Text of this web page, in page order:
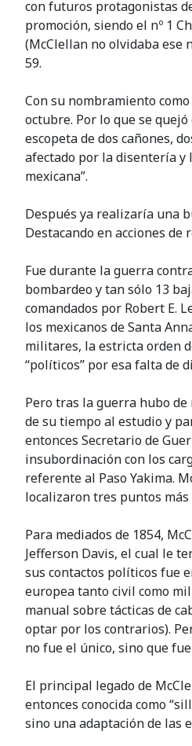
con futuros protagonistas
promoción, siendo el nº 1
(McClellan no olvidaba ese
59.
Con su nombramiento
octubre. Por lo que se
escopeta de dos cañones,
afectado por la disentería y
mexicana”.
Después ya realizaría una
Destacando en acciones
Fue durante la guerra
bombardeo y tan sólo 13
comandados por Robert E.
los mexicanos de Santa
militares, la estricta orden
“políticos” por esa falta de
Pero tras la guerra hubo
de su tiempo al estudio y
entonces Secretario de
insubordinación con los
referente al Paso Yakima.
localizaron tres puntos
Para mediados de 1854,
Jefferson Davis, el cual le
sus contactos políticos fue
europea tanto civil como
manual sobre tácticas de
optar por los contrarios).
no fue el único, sino que
El principal legado de
entonces conocida como
sino una adaptación de las